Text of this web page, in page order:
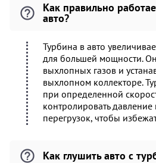
Как правильно
авто?
Турбина в авто
для большей мощности.
выхлопных газов и
выхлопном коллекторе.
при определенной
контролировать давление
перегрузок, чтобы
Как глушить авто с